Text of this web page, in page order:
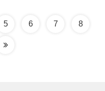
5 6 7 8